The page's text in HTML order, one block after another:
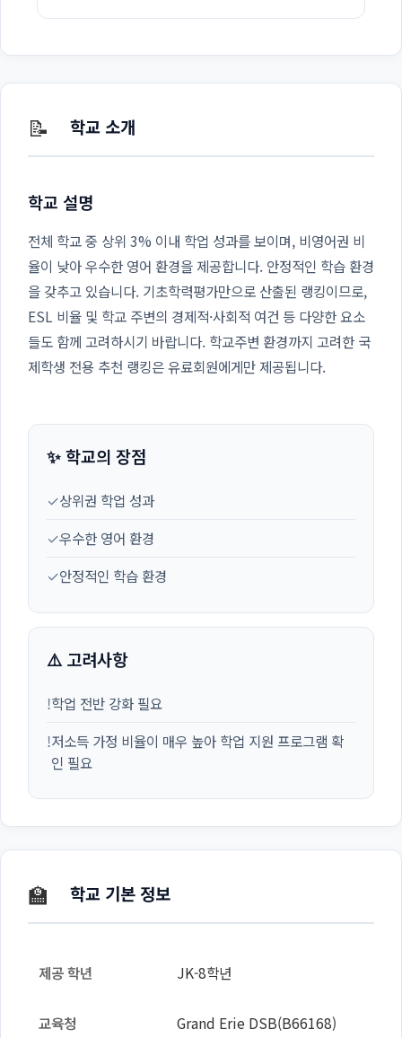
📝 학교 소개
학교 설명
전체 학교 중 상위 3% 이내 학업 성과를 보이며, 비영어권 비
율이 낮아 우수한 영어 환경을 제공합니다. 안정적인 학습 환경
을 갖추고 있습니다. 기초학력평가만으로 산출된 랭킹이므로,
ESL 비율 및 학교 주변의 경제적·사회적 여건 등 다양한 요소
들도 함께 고려하시기 바랍니다. 학교주변 환경까지 고려한 국
제학생 전용 추천 랭킹은 유료회원에게만 제공됩니다.
✨ 학교의 장점
✓상위권 학업 성과
✓우수한 영어 환경
✓안정적인 학습 환경
⚠️ 고려사항
!학업 전반 강화 필요
!저소득 가정 비율이 매우 높아 학업 지원 프로그램 확
인 필요
🏫 학교 기본 정보
제공 학년 JK-8학년
교육청 Grand Erie DSB(B66168)